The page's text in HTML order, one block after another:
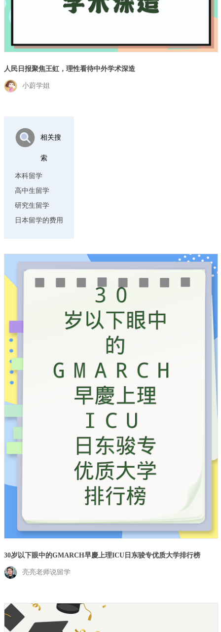
人民日报聚焦王虹，理性看待中外学术深造
小蔚学姐
相关搜
索
本科留学
高中生留学
研究生留学
日本留学的费用
30岁以下眼中的GMARCH早慶上理ICU日东骏专优质大学排行榜
亮亮老师说留学